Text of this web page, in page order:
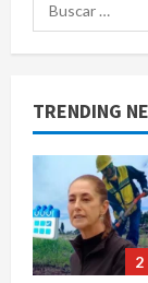
TRENDING 1
2